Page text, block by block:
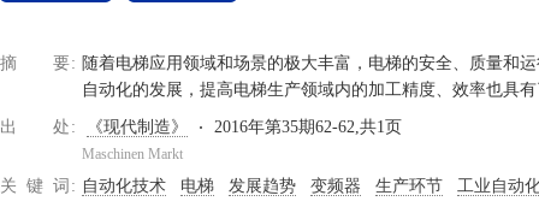
摘要
随着电梯应用领域和场景的极大丰富，电梯的安全、质量和
自动化的发展，提高电梯生产领域内的加工精度、效率也具
出处 《现代制造》 2016年第35期62-62,共1页
Maschinen Markt
关键词 自动化技术 电梯 发展趋势 变频器 生产环节 工业自动